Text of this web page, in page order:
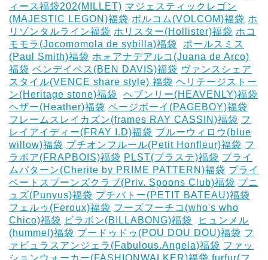
ィース福袋202(MILLET) マジェスティックレゴン
(MAJESTIC LEGON)福袋 ボルコム(VOLCOM)福袋 ホ
リゾンタルライン福袋 ホリスター(Hollister)福袋 ホコ
モモラ(Jocomomola de sybilla)福袋
ポールスミス
(Paul Smith)福袋 ホォアナデアルコ(Juana de Arco)
福袋 ベンデイベス(BEN DAVIS)福袋 ヴァンスシェア
スタイル(VENCE share style) 福袋 ヘリテージストー
ン(Heritage stone)福袋
ヘブンリー(HEAVENLY)福袋
ヘザー(Heather)福袋 ページボーイ(PAGEBOY)福袋
フレームスレイカズン(frames RAY CASSIN)福袋 フ
レイアイディー(FRAY I.D)福袋 ブルーウィロウ(blue
willow)福袋 プチオンフルール(Petit Honfleur)福袋 フ
ラボア(FRAPBOIS)福袋 PLST(プラステ)福袋 プライ
ムパターン(Cherite by PRIME PATTERN)福袋 プライ
ベートスプーンズクラブ(Priv. Spoons Club)福袋 プニ
ュズ(Punyus)福袋 プチバトー(PETIT BATEAU)福袋
フェルゥ(Feroux)福袋 フーズフーチコ(who's who
Chico)福袋 ビラボン(BILLABONG)福袋
ヒュンメル
(hummel)福袋 プードゥドゥ(POU DOU DOU)福袋 フ
ァビュラスアンジェラ(Fabulous.Angela)福袋 ファッ
ションウォーカー(FASHIONWALKER)福袋 furfur(フ